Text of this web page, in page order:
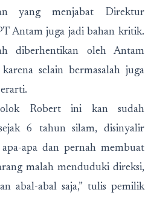
yang menjabat Direktur
Antam juga jadi bahan kritik.
diberhentikan oleh Antam
selain bermasalah juga
Robert ini kan sudah
6 tahun silam, disinyalir
apa dan pernah membuat
malah menduduki direksi,
abal-abal saja,” tulis pemilik